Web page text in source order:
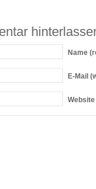
Name
E-Mail
Website